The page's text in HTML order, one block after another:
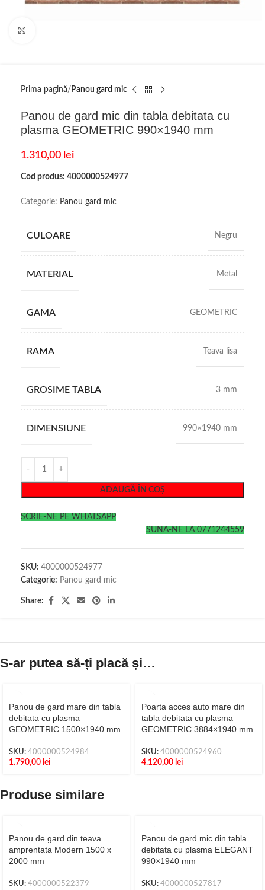
Prima pagină Panou gard mic
Panou de gard mic din tabla debitata cu
plasma GEOMETRIC 990×1940 mm
1.310,00 lei
Cod produs: 4000000524977
Categorie: Panou gard mic
CULOARE Negru
MATERIAL Metal
GAMA GEOMETRIC
RAMA Teava lisa
GROSIME TABLA 3 mm
DIMENSIUNE 990×1940 mm
ADAUGĂ ÎN COȘ
SCRIE-NE PE WHATSAPP
SUNA-NE LA 0771244559
SKU: 4000000524977
Categorie: Panou gard mic
Share:
S-ar putea să-ți placă și…
Panou de gard mare din tabla
debitata cu plasma
GEOMETRIC 1500×1940 mm
SKU: 4000000524984
1.790,00 lei
Poarta acces auto mare din
tabla debitata cu plasma
GEOMETRIC 3884×1940 mm
SKU: 4000000524960
4.120,00 lei
Produse similare
Panou de gard din teava
amprentata Modern 1500 x
2000 mm
SKU: 4000000522379
Panou de gard mic din tabla
debitata cu plasma ELEGANT
990×1940 mm
SKU: 4000000527817